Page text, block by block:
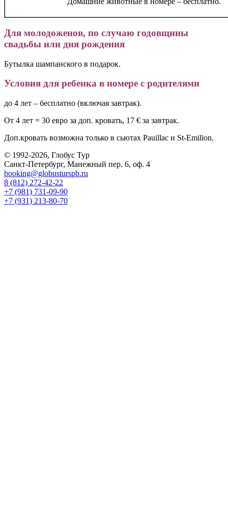
Для молодоженов, по случаю годовщины
свадьбы или дня рождения
Бутылка шампанского в подарок.
Условия для ребенка в номере с родителями
до 4 лет – бесплатно (включая завтрак).
Oт 4 лет = 30 евро за доп. кровать, 17 € за завтрак.
Доп.кровать возможна только в сьютах Pauillac и St-Emilion.
© 1992-2026, Глобус Тур
Санкт-Петербург, Манежный пер. 6, оф. 4
booking@globusturspb.ru
8 (812) 272-42-22
+7 (981) 731-09-90
+7 (931) 213-80-70